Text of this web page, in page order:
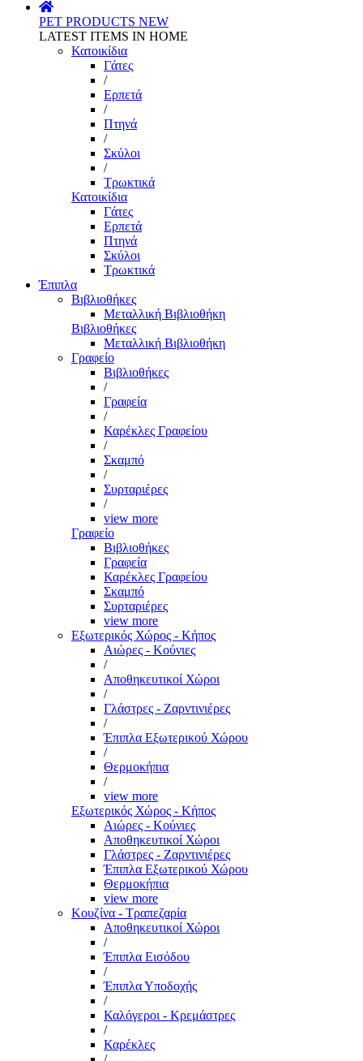
PET PRODUCTS NEW
LATEST ITEMS IN HOME
Κατοικίδια
Γάτες
/
Ερπετά
/
Πτηνά
/
Σκύλοι
/
Τρωκτικά
Κατοικίδια
Γάτες
Ερπετά
Πτηνά
Σκύλοι
Τρωκτικά
Έπιπλα
Βιβλιοθήκες
Μεταλλική Βιβλιοθήκη
Βιβλιοθήκες
Μεταλλική Βιβλιοθήκη
Γραφείο
Βιβλιοθήκες
/
Γραφεία
/
Καρέκλες Γραφείου
/
Σκαμπό
/
Συρταριέρες
/
view more
Γραφείο
Βιβλιοθήκες
Γραφεία
Καρέκλες Γραφείου
Σκαμπό
Συρταριέρες
view more
Εξωτερικός Χώρος - Κήπος
Αιώρες - Κούνιες
/
Αποθηκευτικοί Χώροι
/
Γλάστρες - Ζαρντινιέρες
/
Έπιπλα Εξωτερικού Χώρου
/
Θερμοκήπια
/
view more
Εξωτερικός Χώρος - Κήπος
Αιώρες - Κούνιες
Αποθηκευτικοί Χώροι
Γλάστρες - Ζαρντινιέρες
Έπιπλα Εξωτερικού Χώρου
Θερμοκήπια
view more
Κουζίνα - Τραπεζαρία
Αποθηκευτικοί Χώροι
/
Έπιπλα Εισόδου
/
Έπιπλα Υποδοχής
/
Καλόγεροι - Κρεμάστρες
/
Καρέκλες